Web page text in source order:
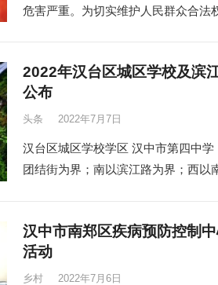
危害严重。为切实维护人民群众合法
2022年汉台区城区学校及滨
公布
头条 2022年7月7日
汉台区城区学校学区 汉中市第四中
团结街为界；南以滨江路为界；西以
汉中市南郑区疾病预防控制
活动
乡村 2022年7月6日